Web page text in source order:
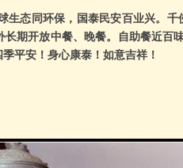
态同环保，国泰民安百业兴。千
期开放中餐、晚餐。自助餐近百
平安！身心康泰！如意吉祥！